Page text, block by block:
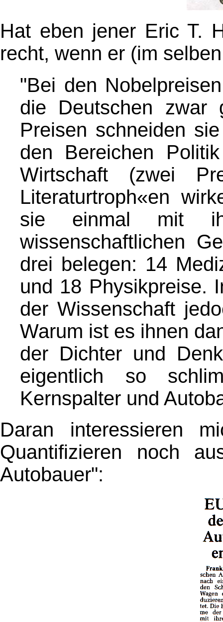
Hat eben jener Eric T.
recht, wenn er (im
"Bei den
die Deutschen zwar
Preisen schneiden
den Bereichen
Wirtschaft (zwei
Literaturtroph«en
sie einmal mit
wissenschaftlichen
drei belegen: 14
und 18 Physikpreise.
der Wissenschaft
Warum ist es ihnen
der Dichter und
eigentlich so
Kernspalter und
Daran interessieren
Quantifizieren noch
Autobauer":